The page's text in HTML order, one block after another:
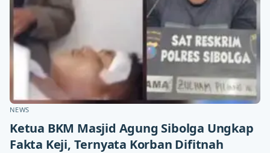
NEWS
Ketua BKM Masjid Agung Sibolga Ungkap
Fakta Keji, Ternyata Korban Difitnah